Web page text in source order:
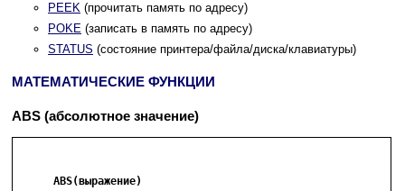
PEEK (прочитать память по адресу)
POKE (записать в память по адресу)
STATUS (состояние принтера/файла/диска/клавиатуры)
МАТЕМАТИЧЕСКИЕ ФУНКЦИИ
ABS (абсолютное значение)
      ABS(выражение)